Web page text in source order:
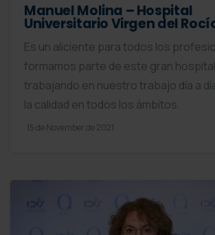
Manuel Molina – Hospital
Universitario Virgen del
Es un aliciente para todos los
formamos parte de este gran
trabajando en nuestro trabajo día a
la calidad en todos los ámbitos.
15 de November de 2021